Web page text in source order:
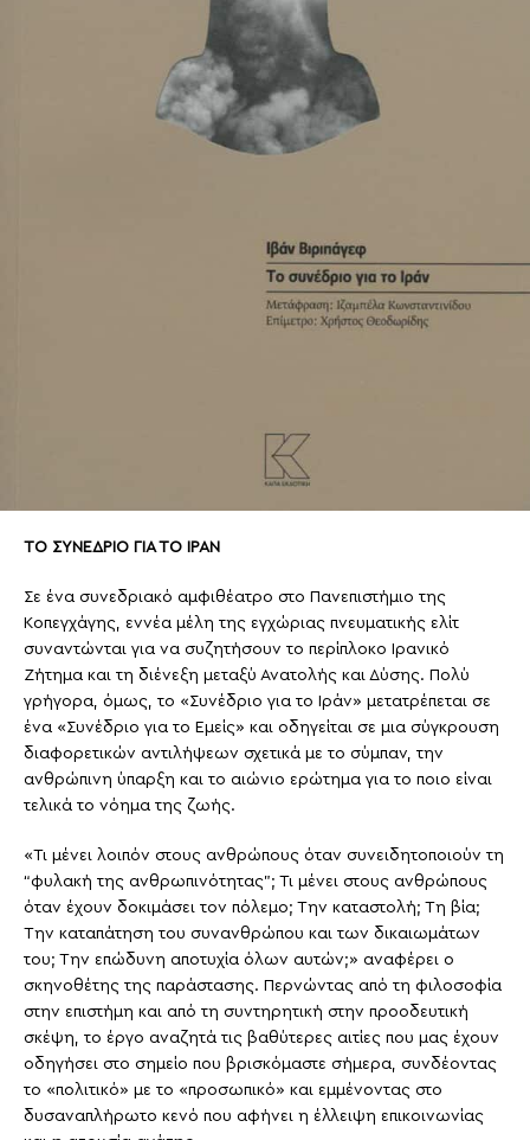
ΤΟ ΣΥΝΕΔΡΙΟ ΓΙΑ ΤΟ ΙΡΑΝ
Σε ένα συνεδριακό αμφιθέατρο στο Πανεπιστήμιο της
Κοπεγχάγης, εννέα μέλη της εγχώριας πνευματικής ελίτ
συναντώνται για να συζητήσουν το περίπλοκο Ιρανικό
Ζήτημα και τη διένεξη μεταξύ Ανατολής και Δύσης. Πολύ
γρήγορα, όμως, το «Συνέδριο για το Ιράν» μετατρέπεται σε
ένα «Συνέδριο για το Εμείς» και οδηγείται σε μια σύγκρουση
διαφορετικών αντιλήψεων σχετικά με το σύμπαν, την
ανθρώπινη ύπαρξη και το αιώνιο ερώτημα για το ποιο είναι
τελικά το νόημα της ζωής.
«Τι μένει λοιπόν στους ανθρώπους όταν συνειδητοποιούν τη
“φυλακή της ανθρωπινότητας”; Τι μένει στους ανθρώπους
όταν έχουν δοκιμάσει τον πόλεμο; Την καταστολή; Τη βία;
Την καταπάτηση του συνανθρώπου και των δικαιωμάτων
του; Την επώδυνη αποτυχία όλων αυτών;» αναφέρει ο
σκηνοθέτης της παράστασης. Περνώντας από τη φιλοσοφία
στην επιστήμη και από τη συντηρητική στην προοδευτική
σκέψη, το έργο αναζητά τις βαθύτερες αιτίες που μας έχουν
οδηγήσει στο σημείο που βρισκόμαστε σήμερα, συνδέοντας
το «πολιτικό» με το «προσωπικό» και εμμένοντας στο
δυσαναπλήρωτο κενό που αφήνει η έλλειψη επικοινωνίας